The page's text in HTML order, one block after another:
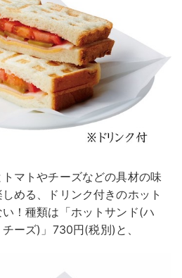
マトやチーズなどの具材の味
める、ドリンク付きのホット
！種類は「ホットサンド(ハ
ーズ)」730円(税別)と、